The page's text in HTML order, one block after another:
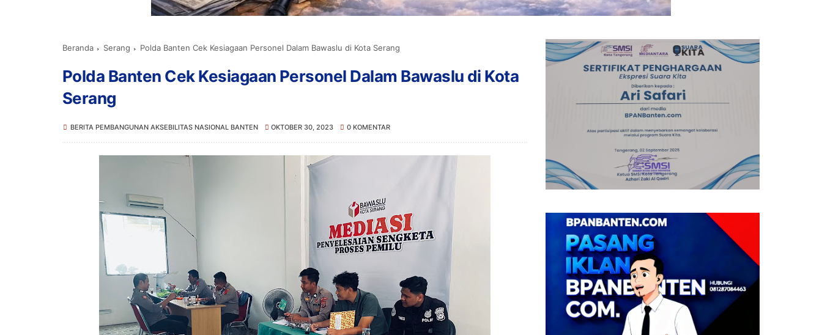
Beranda Serang Polda Banten Cek Kesiagaan Personel Dalam Bawaslu di Kota Serang
Polda Banten Cek Kesiagaan Personel Dalam Bawaslu di Kota
Serang
BERITA PEMBANGUNAN AKSEBILITAS NASIONAL BANTEN OKTOBER 30, 2023 0 KOMENTAR